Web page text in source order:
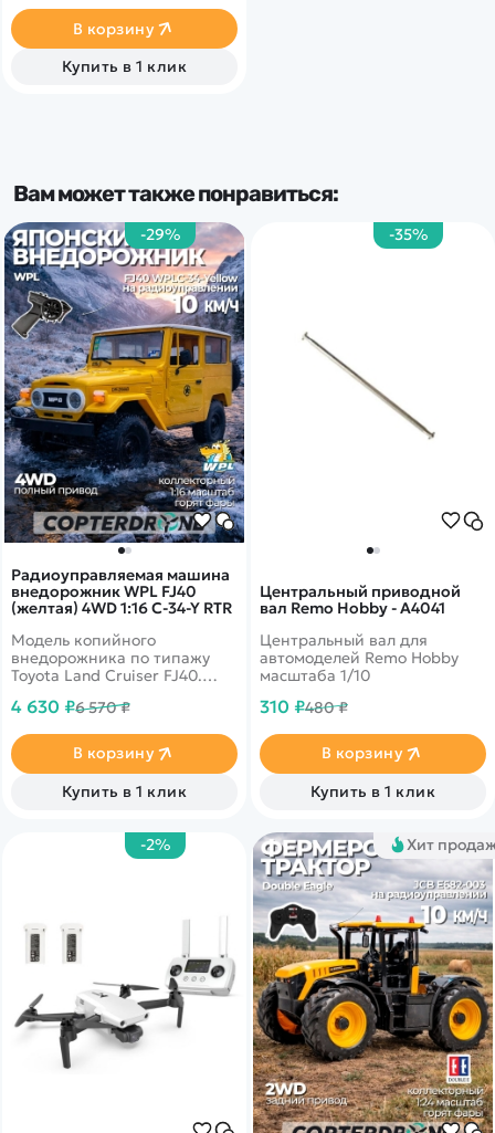
Светодиодные фары.
Ёмкость аккумулятора 500
В корзину
Купить в 1 клик
Вам может также понравиться:
-35%
Центральный приводной
вал Remo Hobby - A4041
Центральный вал для
автомоделей Remo Hobby
масштаба 1/10
310 ₽480 ₽
В корзину
Купить в 1 клик
-29%
Радиоуправляемая машина
внедорожник WPL FJ40
(желтая) 4WD 1:16 C-34-Y RTR
Модель копийного
внедорожника по типажу
Toyota Land Cruiser FJ40.
корпуса, отличная
подвески, первоклассная
проходимость для модель в
масштабе 1:16. Машина
выполнена в жёлтом цвете.
4 630 ₽6 570 ₽
В корзину
Купить в 1 клик
-2% Хит